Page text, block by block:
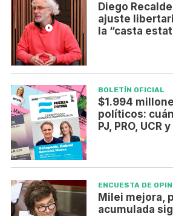
Diego
ajuste
la “casta
BOLETÍN OFICIAL
$1.994
políticos:
PJ, PRO, UCR
ENCUESTA DE
Milei mejora,
acumulada